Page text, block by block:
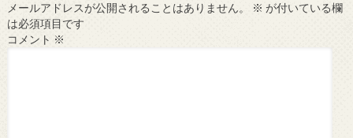
メールアドレスが公開されることはありません。 ※ が付いている欄
は必須項目です
コメント ※